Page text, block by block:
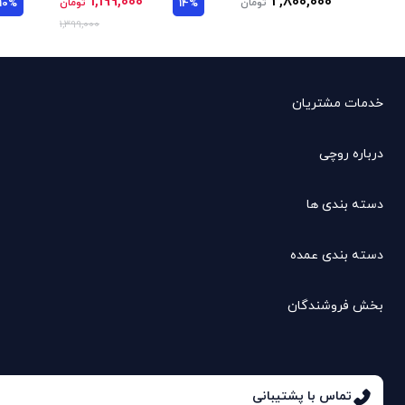
تومان 14%
تومان
1,399,000
10%
خدمات مشتریان
درباره روچی
دسته بندی ها
دسته بندی عمده
بخش فروشندگان
تماس با پشتیبانی